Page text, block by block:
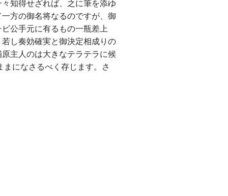
知得せざれば、之に筆を添ゆ
方の御名将なるのですが、御
公手元に有るもの一瓶差上
し奏効確実と御決定相成りの
主人のは大きなテラテラに候
になさるべく存じます。さ